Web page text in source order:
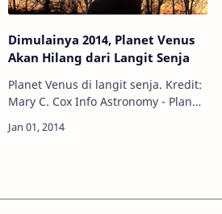
Dimulainya 2014, Planet Venus
Akan Hilang dari Langit Senja
Planet Venus di langit senja. Kredit:
Mary C. Cox Info Astronomy - Planet
hingga malam kita selama